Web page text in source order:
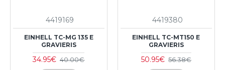
4419169
EINHELL TC-MG 135 E
GRAVIERIS
34.95€ 40.00€
4419380
EINHELL TC-MT150 E
GRAVIERIS
50.95€ 56.38€